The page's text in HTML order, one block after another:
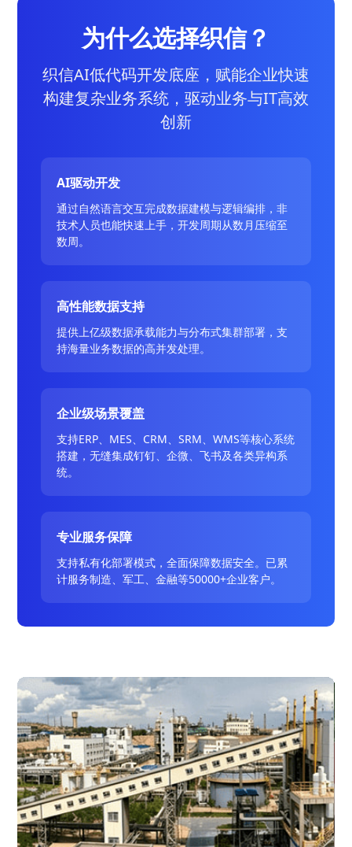
为什么选择织信？
织信AI低代码开发底座，赋能企业快速
构建复杂业务系统，驱动业务与IT高效
创新
AI驱动开发
通过自然语言交互完成数据建模与逻辑编排，非
技术人员也能快速上手，开发周期从数月压缩至
数周。
高性能数据支持
提供上亿级数据承载能力与分布式集群部署，支
持海量业务数据的高并发处理。
企业级场景覆盖
支持ERP、MES、CRM、SRM、WMS等核心系统
搭建，无缝集成钉钉、企微、飞书及各类异构系
统。
专业服务保障
支持私有化部署模式，全面保障数据安全。已累
计服务制造、军工、金融等50000+企业客户。